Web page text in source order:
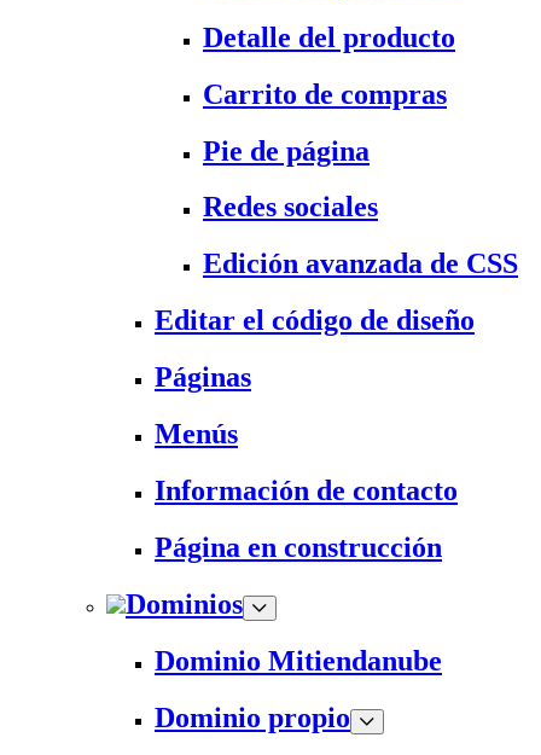
Detalle del producto
Carrito de compras
Pie de página
Redes sociales
Edición avanzada de CSS
Editar el código de diseño
Páginas
Menús
Información de contacto
Página en construcción
Dominios
Dominio Mitiendanube
Dominio propio